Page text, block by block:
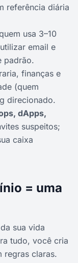
referência diária
usa 3–10
email e
padrão.
finanças e
(quem
direcionado.
dApps,
suspeitos;
caixa
= uma
sua vida
tudo, você cria
regras claras.